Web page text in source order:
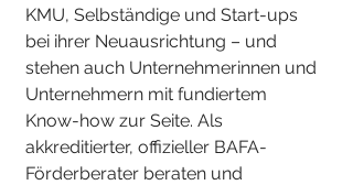
KMU, Selbständige und Start-ups
bei ihrer Neuausrichtung – und
stehen auch Unternehmerinnen und
Unternehmern mit fundiertem
Know-how zur Seite. Als
akkreditierter, offizieller BAFA-
Förderberater beraten und